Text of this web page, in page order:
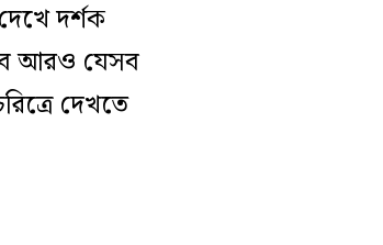
দর্শক
আরও যেসব
দেখতে